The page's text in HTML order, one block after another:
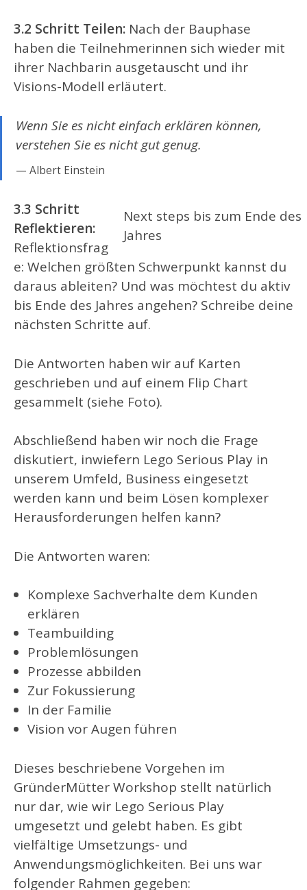
3.2 Schritt Teilen: Nach der Bauphase
haben die Teilnehmerinnen sich wieder mit
ihrer Nachbarin ausgetauscht und ihr
Visions-Modell erläutert.
Wenn Sie es nicht einfach erklären können,
verstehen Sie es nicht gut genug.
Albert Einstein
Next steps bis zum Ende des
Jahres
3.3 Schritt
Reflektieren:
Reflektionsfrag
e: Welchen größten Schwerpunkt kannst du
daraus ableiten? Und was möchtest du aktiv
bis Ende des Jahres angehen? Schreibe deine
nächsten Schritte auf.
Die Antworten haben wir auf Karten
geschrieben und auf einem Flip Chart
gesammelt (siehe Foto).
Abschließend haben wir noch die Frage
diskutiert, inwiefern Lego Serious Play in
unserem Umfeld, Business eingesetzt
werden kann und beim Lösen komplexer
Herausforderungen helfen kann?
Die Antworten waren:
Komplexe Sachverhalte dem Kunden
erklären
Teambuilding
Problemlösungen
Prozesse abbilden
Zur Fokussierung
In der Familie
Vision vor Augen führen
Dieses beschriebene Vorgehen im
GründerMütter Workshop stellt natürlich
nur dar, wie wir Lego Serious Play
umgesetzt und gelebt haben. Es gibt
vielfältige Umsetzungs- und
Anwendungsmöglichkeiten. Bei uns war
folgender Rahmen gegeben: